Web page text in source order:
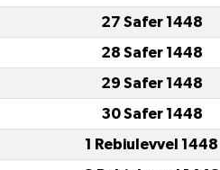
27 Safer 1448
28 Safer 1448
29 Safer 1448
30 Safer 1448
1 Rebiulevvel 1448